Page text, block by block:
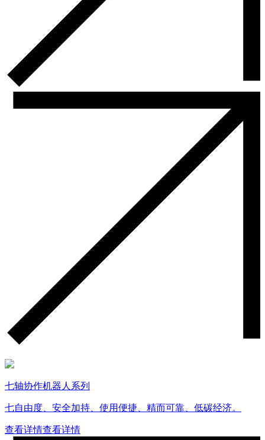
七轴协作机器人系列
七自由度、安全加持、使用便捷、精而可靠、低碳经济。
查看详情查看详情